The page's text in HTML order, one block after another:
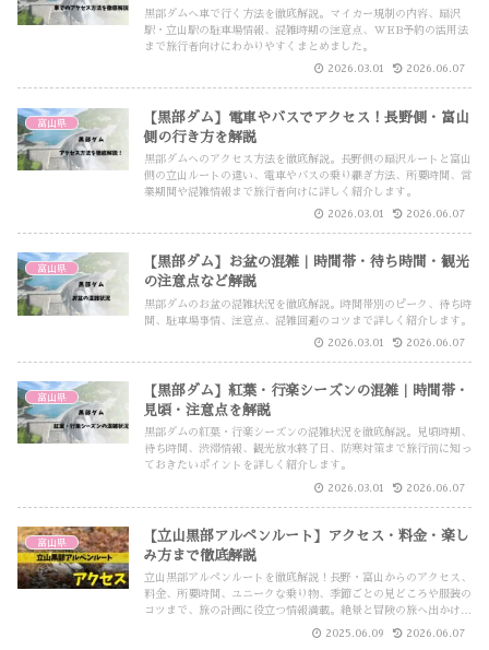
黒部ダムへ車で行く方法を徹底解説。マイカー規制の内容、扇沢
駅・立山駅の駐車場情報、混雑時期の注意点、WEB予約の活用法
まで旅行者向けにわかりやすくまとめました。
2026.03.01 2026.06.07
富山県
【黒部ダム】電車やバスでアクセス！長野側・富山
側の行き方を解説
黒部ダムへのアクセス方法を徹底解説。長野側の扇沢ルートと富山
側の立山ルートの違い、電車やバスの乗り継ぎ方法、所要時間、営
業期間や混雑情報まで旅行者向けに詳しく紹介します。
2026.03.01 2026.06.07
富山県
【黒部ダム】お盆の混雑｜時間帯・待ち時間・観光
の注意点など解説
黒部ダムのお盆の混雑状況を徹底解説。時間帯別のピーク、待ち時
間、駐車場事情、注意点、混雑回避のコツまで詳しく紹介します。
2026.03.01 2026.06.07
富山県
【黒部ダム】紅葉・行楽シーズンの混雑｜時間帯・
見頃・注意点を解説
黒部ダムの紅葉・行楽シーズンの混雑状況を徹底解説。見頃時期、
待ち時間、渋滞情報、観光放水終了日、防寒対策まで旅行前に知っ
ておきたいポイントを詳しく紹介します。
2026.03.01 2026.06.07
富山県
【立山黒部アルペンルート】アクセス・料金・楽し
み方まで徹底解説
立山黒部アルペンルートを徹底解説！長野・富山からのアクセス、
料金、所要時間、ユニークな乗り物、季節ごとの見どころや服装の
コツまで、旅の計画に役立つ情報満載。絶景と冒険の旅へ出かけよ
2025.06.09 2026.06.07